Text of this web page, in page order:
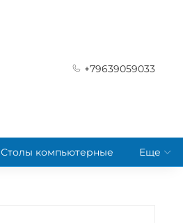
+79639059033
Столы компьютерные Еще